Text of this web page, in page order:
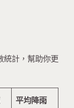
統計，幫助你更
平均降雨